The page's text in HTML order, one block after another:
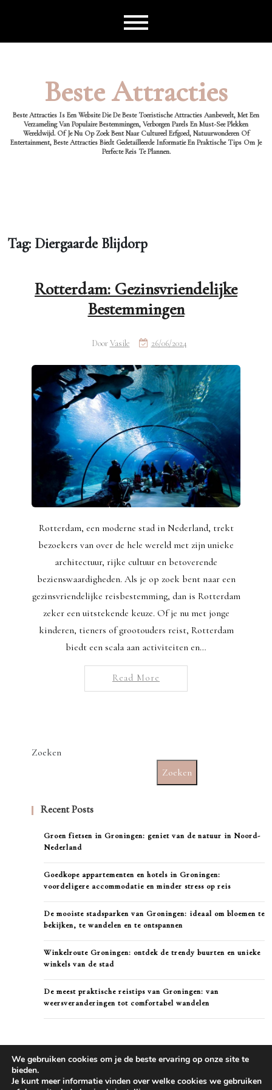
Beste Attracties
Beste Attracties Is Een Website Die De Beste Toeristische Attracties Aanbeveelt, Met Een
Verzameling Van Populaire Bestemmingen, Verborgen Parels En Must-See Plekken
Wereldwijd. Of Je Nu Op Zoek Bent Naar Cultureel Erfgoed, Natuurwonderen Of
Entertainment, Beste Attracties Biedt Gedetailleerde Informatie En Praktische Tips Om Je
Perfecte Reis Te Plannen.
Tag: Diergaarde Blijdorp
Rotterdam: Gezinsvriendelijke
Bestemmingen
DoorVasile 26/06/2024
Rotterdam, een moderne stad in Nederland, trekt
bezoekers van over de hele wereld met zijn unieke
architectuur, rijke cultuur en betoverende
bezienswaardigheden. Als je op zoek bent naar een
gezinsvriendelijke reisbestemming, dan is Rotterdam
zeker een uitstekende keuze. Of je nu met jonge
kinderen, tieners of grootouders reist, Rotterdam
biedt een scala aan activiteiten en…
Read More
Zoeken
Zoeken
Recent Posts
Groen fietsen in Groningen: geniet van de natuur in Noord-
Nederland
Goedkope appartementen en hotels in Groningen:
voordeligere accommodatie en minder stress op reis
De mooiste stadsparken van Groningen: ideaal om bloemen te
bekijken, te wandelen en te ontspannen
Winkelroute Groningen: ontdek de trendy buurten en unieke
winkels van de stad
De meest praktische reistips van Groningen: van
weersveranderingen tot comfortabel wandelen
We gebruiken cookies om je de beste ervaring op onze site te
bieden.
Je kunt meer informatie vinden over welke cookies we gebruiken